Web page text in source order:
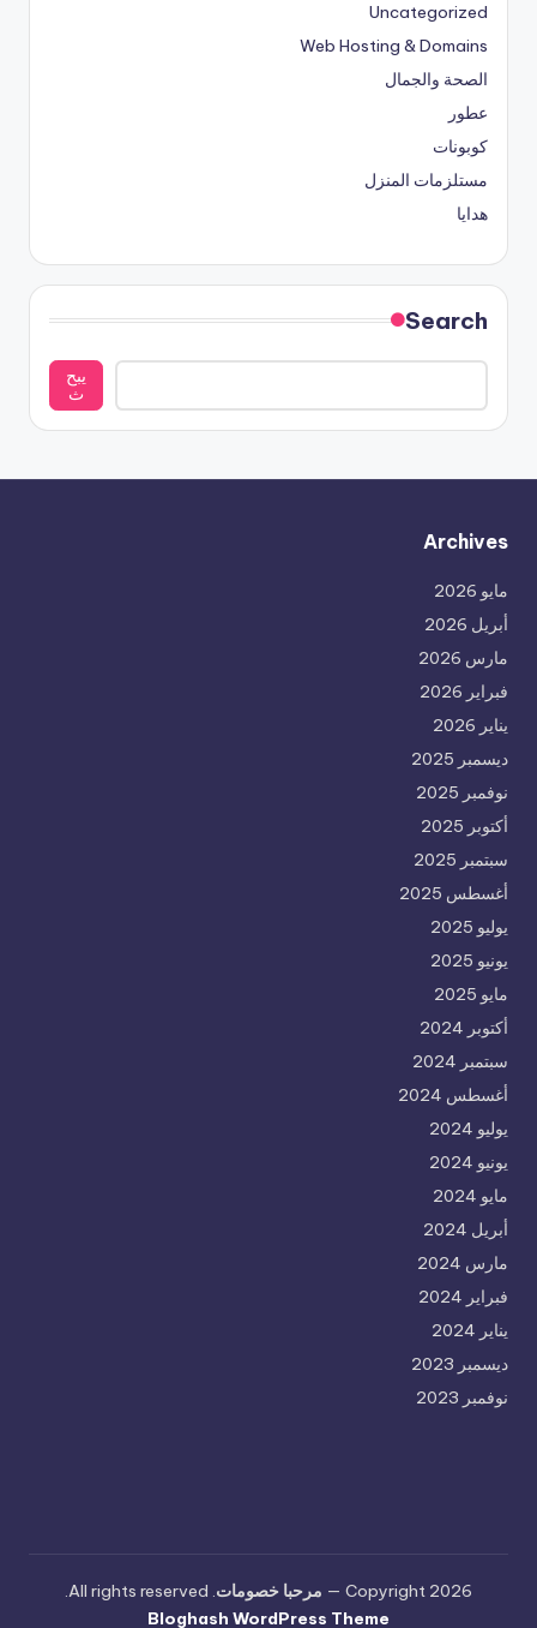
Uncategorized
Web Hosting & Domains
الصحة والجمال
عطور
كوبونات
مستلزمات المنزل
هدايا
Search
يبح
ث
Archives
مايو 2026
أبريل 2026
مارس 2026
فبراير 2026
يناير 2026
ديسمبر 2025
نوفمبر 2025
أكتوبر 2025
سبتمبر 2025
أغسطس 2025
يوليو 2025
يونيو 2025
مايو 2025
أكتوبر 2024
سبتمبر 2024
أغسطس 2024
يوليو 2024
يونيو 2024
مايو 2024
أبريل 2024
مارس 2024
فبراير 2024
يناير 2024
ديسمبر 2023
نوفمبر 2023
Copyright 2026 — مرحبا خصومات. All rights reserved.
Bloghash WordPress Theme